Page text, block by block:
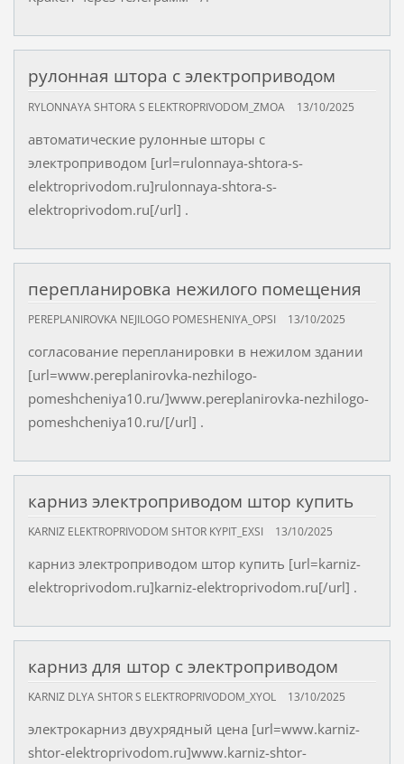
рулонная штора с электроприводом
RYLONNAYA SHTORA S ELEKTROPRIVODOM_ZMOA 13/10/2025
автоматические рулонные шторы с
электроприводом [url=rulonnaya-shtora-s-
elektroprivodom.ru]rulonnaya-shtora-s-
elektroprivodom.ru[/url] .
перепланировка нежилого помещения
PEREPLANIROVKA NEJILOGO POMESHENIYA_OPSI 13/10/2025
согласование перепланировки в нежилом здании
[url=www.pereplanirovka-nezhilogo-
pomeshcheniya10.ru/]www.pereplanirovka-nezhilogo-
pomeshcheniya10.ru/[/url] .
карниз электроприводом штор купить
KARNIZ ELEKTROPRIVODOM SHTOR KYPIT_EXSI 13/10/2025
карниз электроприводом штор купить [url=karniz-
elektroprivodom.ru]karniz-elektroprivodom.ru[/url] .
карниз для штор с электроприводом
KARNIZ DLYA SHTOR S ELEKTROPRIVODOM_XYOL 13/10/2025
электрокарниз двухрядный цена [url=www.karniz-
shtor-elektroprivodom.ru]www.karniz-shtor-